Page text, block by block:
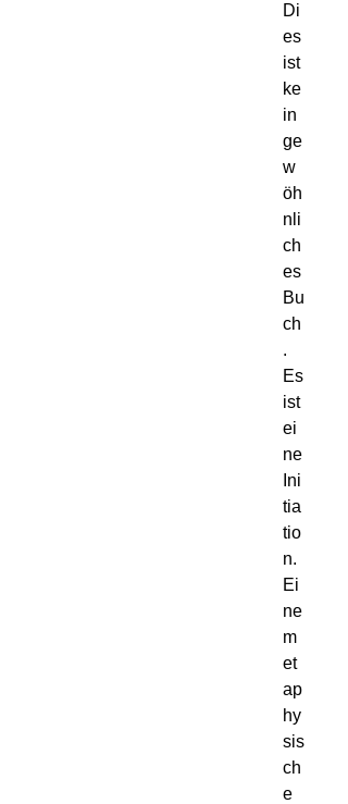
Di
es
ist
ke
in
ge
w
öh
nli
ch
es
Bu
ch
.
Es
ist
ei
ne
Ini
tia
tio
n.
Ei
ne
m
et
ap
hy
sis
ch
e